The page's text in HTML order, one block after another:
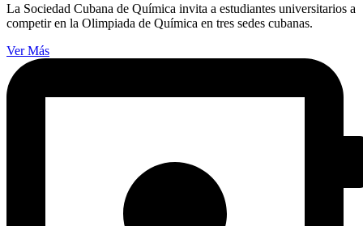
La Sociedad Cubana de Química invita a estudiantes universitarios a
competir en la Olimpiada de Química en tres sedes cubanas.
Ver Más